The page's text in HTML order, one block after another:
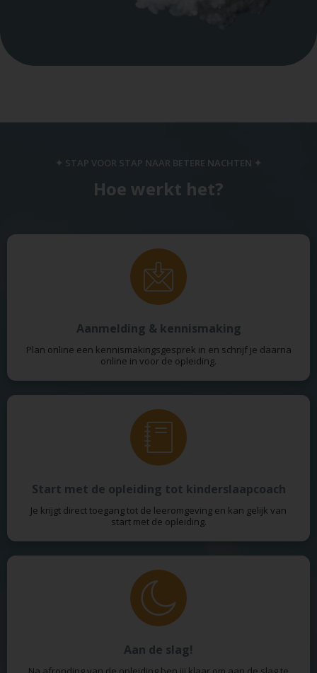
✦ STAP VOOR STAP NAAR BETERE NACHTEN ✦
Hoe werkt het?
Aanmelding & kennismaking
Plan online een kennismakingsgesprek in en schrijf je daarna
online in voor de opleiding.
Start met de opleiding tot kinderslaapcoach
Je krijgt direct toegang tot de leeromgeving en kan gelijk van
start met de opleiding.
Aan de slag!